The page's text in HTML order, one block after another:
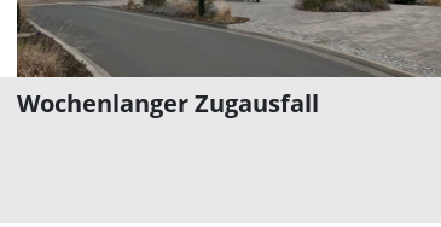
Wochenlanger Zugausfall